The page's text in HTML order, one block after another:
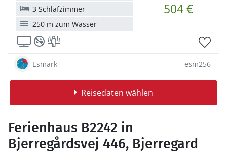
504 €
3 Schlafzimmer
250 m zum Wasser
Esmark esm256
Reisedaten wählen
Ferienhaus B2242 in
Bjerregårdsvej 446, Bjerregard